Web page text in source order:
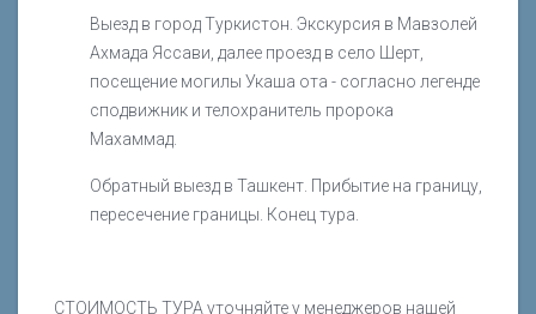
Выезд в город Туркистон. Экскурсия в Мавзолей
Ахмада Яссави, далее проезд в село Шерт,
посещение могилы Укаша ота - согласно легенде
сподвижник и телохранитель пророка
Махаммад.
Обратный выезд в Ташкент. Прибытие на границу,
пересечение границы. Конец тура.
СТОИМОСТЬ ТУРА уточняйте у менеджеров нашей